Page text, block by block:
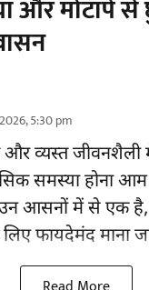
और मोटापे से
5:30 pm
व्यस्त जीवनशैली
समस्या होना आम
आसनोंमें से एक है,
फायदेमंद माना